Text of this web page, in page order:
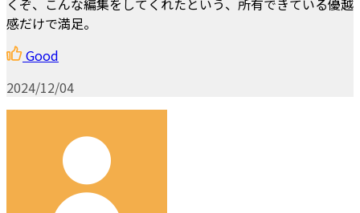
くぞ、こんな編集をしてくれたという、所有できている優越
感だけで満足。
Good
2024/12/04